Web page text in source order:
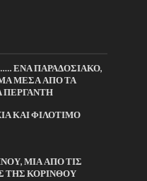
ΕΝΑ ΠΑΡΑΔΟΣΙΑΚΟ,
ΜΕΣΑ ΑΠΟ ΤΑ
ΠΕΡΓΑΝΤΗ
ΚΑΙ ΦΙΛΟΤΙΜΟ
ΜΙΑ ΑΠΟ ΤΙΣ
ΤΗΣ ΚΟΡΙΝΘΟΥ